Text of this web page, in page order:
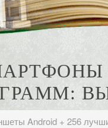
Android + 256